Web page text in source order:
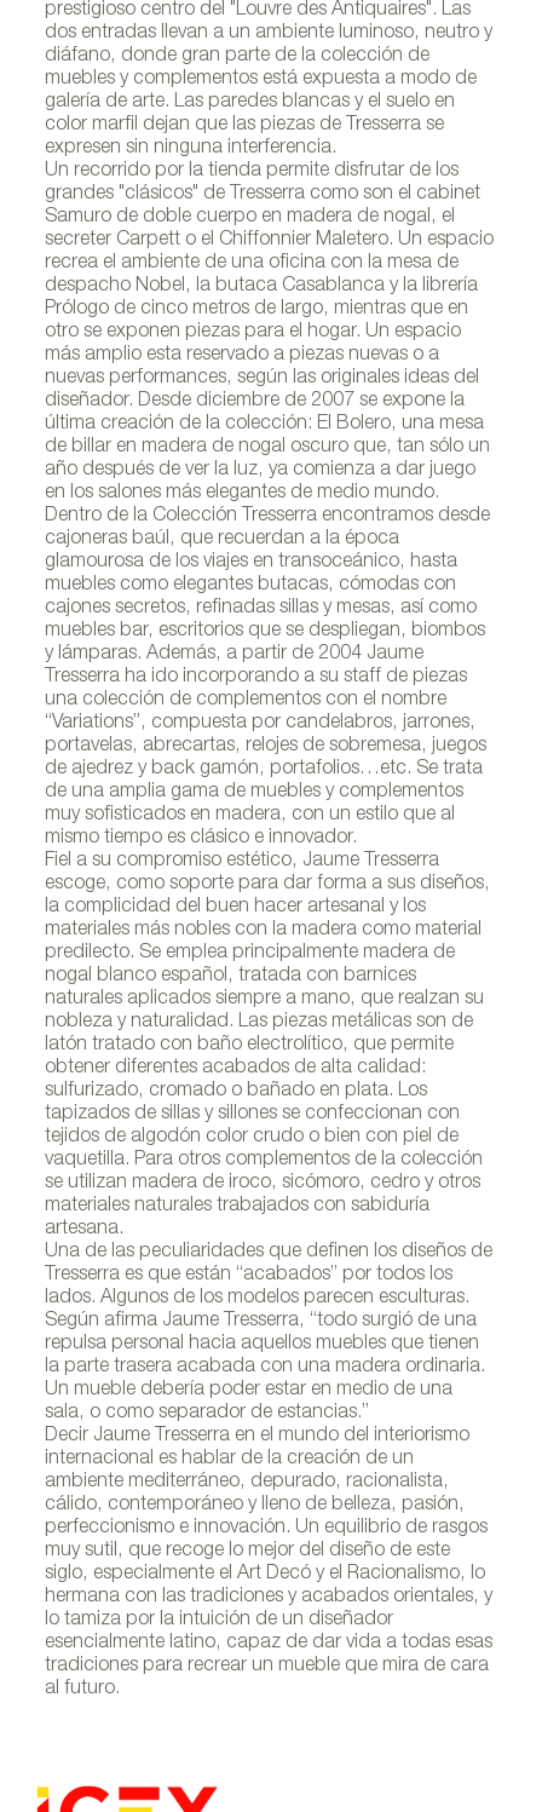
A375x259
prestigioso centro del "Louvre des Antiquaires". Las
dos entradas llevan a un ambiente luminoso, neutro y
diáfano, donde gran parte de la colección de
muebles y complementos está expuesta a modo de
galería de arte. Las paredes blancas y el suelo en
color marfil dejan que las piezas de Tresserra se
expresen sin ninguna interferencia.
Un recorrido por la tienda permite disfrutar de los
grandes "clásicos" de Tresserra como son el cabinet
Samuro de doble cuerpo en madera de nogal, el
secreter Carpett o el Chiffonnier Maletero. Un espacio
recrea el ambiente de una oficina con la mesa de
despacho Nobel, la butaca Casablanca y la librería
Prólogo de cinco metros de largo, mientras que en
otro se exponen piezas para el hogar. Un espacio
más amplio esta reservado a piezas nuevas o a
nuevas performances, según las originales ideas del
diseñador. Desde diciembre de 2007 se expone la
última creación de la colección: El Bolero, una mesa
de billar en madera de nogal oscuro que, tan sólo un
año después de ver la luz, ya comienza a dar juego
en los salones más elegantes de medio mundo.
Dentro de la Colección Tresserra encontramos desde
cajoneras baúl, que recuerdan a la época
glamourosa de los viajes en transoceánico, hasta
muebles como elegantes butacas, cómodas con
cajones secretos, refinadas sillas y mesas, así como
muebles bar, escritorios que se despliegan, biombos
y lámparas. Además, a partir de 2004 Jaume
Tresserra ha ido incorporando a su staff de piezas
una colección de complementos con el nombre
“Variations”, compuesta por candelabros, jarrones,
portavelas, abrecartas, relojes de sobremesa, juegos
de ajedrez y back gamón, portafolios…etc. Se trata
de una amplia gama de muebles y complementos
muy sofisticados en madera, con un estilo que al
mismo tiempo es clásico e innovador.
Fiel a su compromiso estético, Jaume Tresserra
escoge, como soporte para dar forma a sus diseños,
la complicidad del buen hacer artesanal y los
materiales más nobles con la madera como material
predilecto. Se emplea principalmente madera de
nogal blanco español, tratada con barnices
naturales aplicados siempre a mano, que realzan su
nobleza y naturalidad. Las piezas metálicas son de
latón tratado con baño electrolítico, que permite
obtener diferentes acabados de alta calidad:
sulfurizado, cromado o bañado en plata. Los
tapizados de sillas y sillones se confec­cionan con
tejidos de algodón color crudo o bien con piel de
vaquetilla. Para otros complementos de la colección
se utilizan madera de iroco, sicómoro, cedro y otros
materiales naturales trabajados con sabiduría
artesana.
Una de las peculiaridades que definen los diseños de
Tresserra es que están “acabados” por todos los
lados. Algunos de los modelos parecen esculturas.
Según afirma Jaume Tresserra, “todo surgió de una
repulsa personal hacia aquellos muebles que tienen
la parte trasera acabada con una madera ordinaria.
Un mueble debería poder estar en medio de una
sala, o como separador de estancias.”
Decir Jaume Tresserra en el mundo del interiorismo
interna­cional es hablar de la creación de un
ambiente mediterráneo, depurado, racionalista,
cálido, contemporáneo y lleno de belleza, pasión,
perfeccionismo e innovación. Un equilibrio de rasgos
muy sutil, que recoge lo mejor del diseño de este
siglo, especialmente el Art Decó y el Racionalismo, lo
hermana con las tradicio­nes y acabados orientales, y
lo tamiza por la intuición de un diseñador
esencialmente latino, capaz de dar vida a todas esas
tradiciones para recrear un mueble que mira de cara
al futuro.